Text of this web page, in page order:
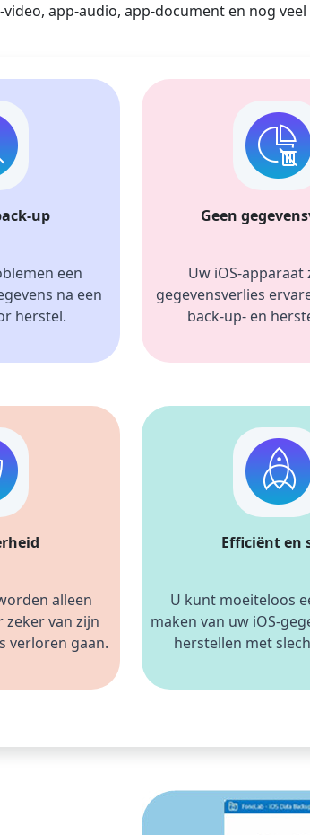
app-audio, app-document en nog
up
een
na een
herstel.
Geen
Uw iOS-apparaat
gegevensverlies
back-up- en
alleen
zeker van zijn
verloren gaan.
Efficiënt en
U kunt moeiteloos
maken van uw iOS-
herstellen met
Ελληνικά Türk
繁體中文